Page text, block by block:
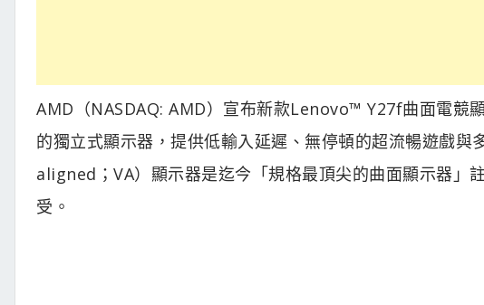
AMD（NASDAQ: AMD）宣布新款Lenovo™ Y27f曲面電競
的獨立式顯示器，提供低輸入延遲、無停頓的超流暢遊戲
aligned；VA）顯示器是迄今「規格最頂尖的曲面顯示器」
受。